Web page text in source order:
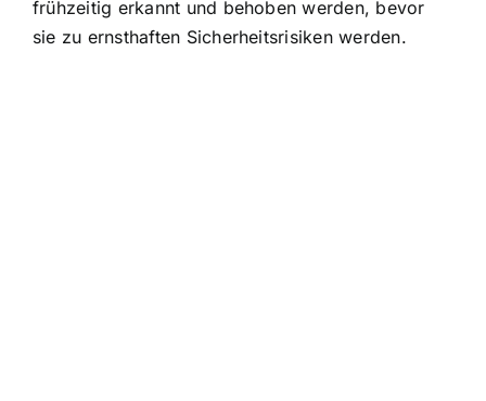
frühzeitig erkannt und behoben werden, bevor
sie zu ernsthaften Sicherheitsrisiken werden.